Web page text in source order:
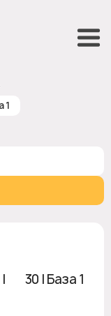
1
♻ 30 | База 1